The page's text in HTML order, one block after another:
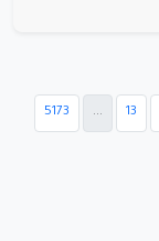
13
...
5173